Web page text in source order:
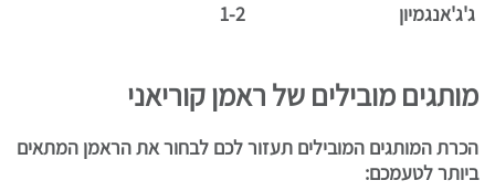
ג'ג'אנגמיון 1-2
מותגים מובילים של ראמן קוריאני
הכרת המותגים המובילים תעזור לכם לבחור את הראמן המתאים
ביותר לטעמכם: